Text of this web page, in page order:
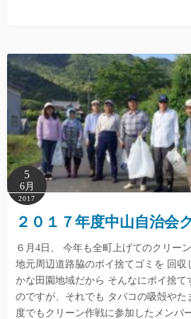
5
6月
2017
２０１７年度中山自治会
６月4日、 今年も全町上げてのクリー
地元周辺道路脇のポイ捨てゴミを 回収
かな田園地域だから そんなにポイ捨て
のですが、それでも タバコの吸殻やた
度でもクリーン作戦に参加したメンバ